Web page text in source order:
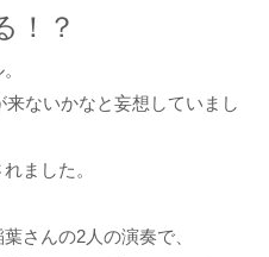
！？
ないかなと妄想していまし
ました。
さんの2人の演奏で、